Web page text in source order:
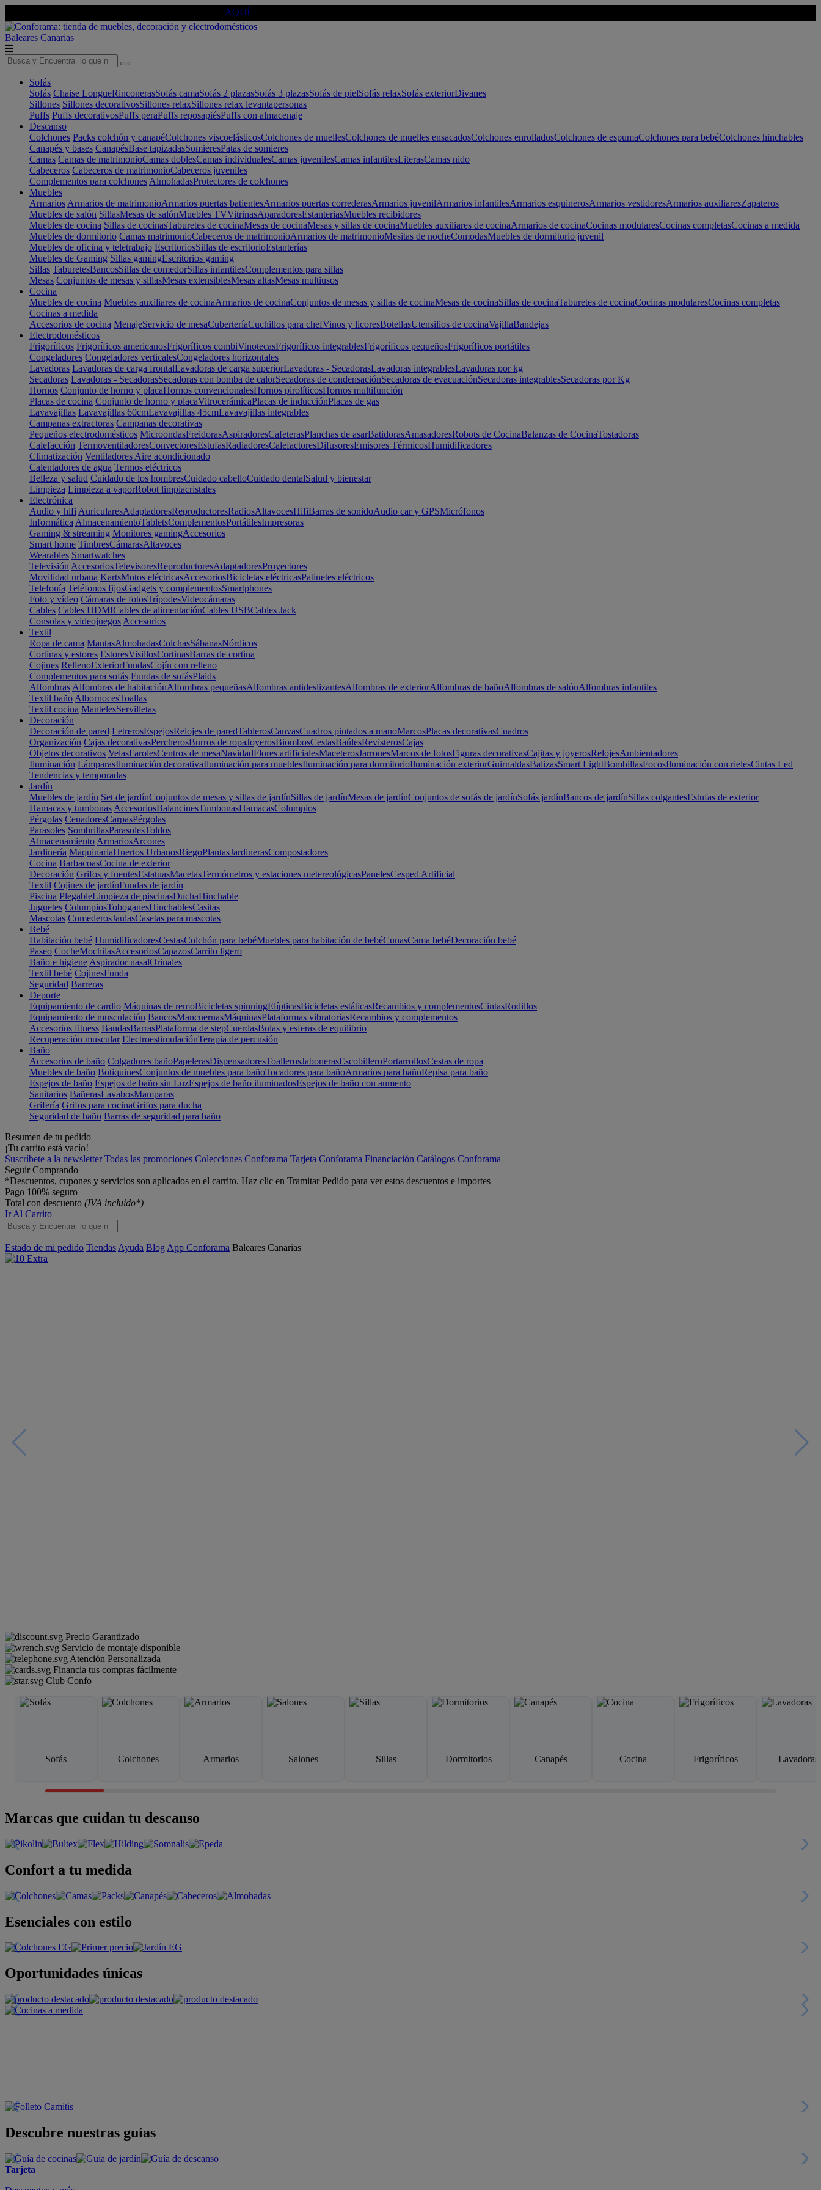
AQUÍ
Baleares Canarias
Sofás
Sofás Chaise LongueRinconerasSofás camaSofás 2 plazasSofás 3 plazasSofás de pielSofás relaxSofás exteriorDivanes
Sillones Sillones decorativosSillones relaxSillones relax levantapersonas
Puffs Puffs decorativosPuffs peraPuffs reposapiésPuffs con almacenaje
Descanso
Colchones Packs colchón y canapéColchones viscoelásticosColchones de muellesColchones de muelles ensacadosColchones enrolladosColchones de espumaColchones para bebéColchones hinchables
Canapés y bases CanapésBase tapizadasSomieresPatas de somieres
Camas Camas de matrimonioCamas doblesCamas individualesCamas juvenilesCamas infantilesLiterasCamas nido
Cabeceros Cabeceros de matrimonioCabeceros juveniles
Complementos para colchones AlmohadasProtectores de colchones
Muebles
Armarios Armarios de matrimonioArmarios puertas batientesArmarios puertas correderasArmarios juvenilArmarios infantilesArmarios esquinerosArmarios vestidoresArmarios auxiliaresZapateros
Muebles de salón SillasMesas de salónMuebles TVVitrinasAparadoresEstanteriasMuebles recibidores
Muebles de cocina Sillas de cocinasTaburetes de cocinaMesas de cocinaMesas y sillas de cocinaMuebles auxiliares de cocinaArmarios de cocinaCocinas modularesCocinas completasCocinas a medida
Muebles de dormitorio Camas matrimonioCabeceros de matrimonioArmarios de matrimonioMesitas de nocheComodasMuebles de dormitorio juvenil
Muebles de oficina y teletrabajo EscritoriosSillas de escritorioEstanterías
Muebles de Gaming Sillas gamingEscritorios gaming
Sillas TaburetesBancosSillas de comedorSillas infantilesComplementos para sillas
Mesas Conjuntos de mesas y sillasMesas extensiblesMesas altasMesas multiusos
Cocina
Muebles de cocina Muebles auxiliares de cocinaArmarios de cocinaConjuntos de mesas y sillas de cocinaMesas de cocinaSillas de cocinaTaburetes de cocinaCocinas modularesCocinas completas
Cocinas a medida
Accesorios de cocina MenajeServicio de mesaCuberteríaCuchillos para chefVinos y licoresBotellasUtensilios de cocinaVajillaBandejas
Electrodomésticos
Frigoríficos Frigoríficos americanosFrigoríficos combiVinotecasFrigoríficos integrablesFrigoríficos pequeñosFrigoríficos portátiles
Congeladores Congeladores verticalesCongeladores horizontales
Lavadoras Lavadoras de carga frontalLavadoras de carga superiorLavadoras - SecadorasLavadoras integrablesLavadoras por kg
Secadoras Lavadoras - SecadorasSecadoras con bomba de calorSecadoras de condensaciónSecadoras de evacuaciónSecadoras integrablesSecadoras por Kg
Hornos Conjunto de horno y placaHornos convencionalesHornos pirolíticosHornos multifunción
Placas de cocina Conjunto de horno y placaVitrocerámicaPlacas de inducciónPlacas de gas
Lavavajillas Lavavajillas 60cmLavavajillas 45cmLavavajillas integrables
Campanas extractoras Campanas decorativas
Pequeños electrodomésticos MicroondasFreidorasAspiradoresCafeterasPlanchas de asarBatidorasAmasadoresRobots de CocinaBalanzas de CocinaTostadoras
Calefacción TermoventiladoresConvectoresEstufasRadiadoresCalefactoresDifusoresEmisores TérmicosHumidificadores
Climatización Ventiladores Aire acondicionado
Calentadores de agua Termos eléctricos
Belleza y salud Cuidado de los hombresCuidado cabelloCuidado dentalSalud y bienestar
Limpieza Limpieza a vaporRobot limpiacristales
Electrónica
Audio y hifi AuricularesAdaptadoresReproductoresRadiosAltavocesHifiBarras de sonidoAudio car y GPSMicrófonos
Informática AlmacenamientoTabletsComplementosPortátilesImpresoras
Gaming & streaming Monitores gamingAccesorios
Smart home TimbresCámarasAltavoces
Wearables Smartwatches
Televisión AccesoriosTelevisoresReproductoresAdaptadoresProyectores
Movilidad urbana KartsMotos eléctricasAccesoriosBicicletas eléctricasPatinetes eléctricos
Telefonía Teléfonos fijosGadgets y complementosSmartphones
Foto y vídeo Cámaras de fotosTrípodesVideocámaras
Cables Cables HDMICables de alimentaciónCables USBCables Jack
Consolas y videojuegos Accesorios
Textil
Ropa de cama MantasAlmohadasColchasSábanasNórdicos
Cortinas y estores EstoresVisillosCortinasBarras de cortina
Cojines RellenoExteriorFundasCojín con relleno
Complementos para sofás Fundas de sofásPlaids
Alfombras Alfombras de habitaciónAlfombras pequeñasAlfombras antideslizantesAlfombras de exteriorAlfombras de bañoAlfombras de salónAlfombras infantiles
Textil baño AlbornocesToallas
Textil cocina MantelesServilletas
Decoración
Decoración de pared LetrerosEspejosRelojes de paredTablerosCanvasCuadros pintados a manoMarcosPlacas decorativasCuadros
Organización Cajas decorativasPercherosBurros de ropaJoyerosBiombosCestasBaúlesRevisterosCajas
Objetos decorativos VelasFarolesCentros de mesaNavidadFlores artificialesMaceterosJarronesMarcos de fotosFiguras decorativasCajitas y joyerosRelojesAmbientadores
Iluminación LámparasIluminación decorativaIluminación para mueblesIluminación para dormitorioIluminación exteriorGuirnaldasBalizasSmart LightBombillasFocosIluminación con rielesCintas Led
Tendencias y temporadas
Jardín
Muebles de jardín Set de jardínConjuntos de mesas y sillas de jardínSillas de jardínMesas de jardínConjuntos de sofás de jardínSofás jardínBancos de jardínSillas colgantesEstufas de exterior
Hamacas y tumbonas AccesoriosBalancinesTumbonasHamacasColumpios
Pérgolas CenadoresCarpasPérgolas
Parasoles SombrillasParasolesToldos
Almacenamiento ArmariosArcones
Jardinería MaquinariaHuertos UrbanosRiegoPlantasJardinerasCompostadores
Cocina BarbacoasCocina de exterior
Decoración Grifos y fuentesEstatuasMacetasTermómetros y estaciones metereológicasPanelesCesped Artificial
Textil Cojines de jardínFundas de jardín
Piscina PlegableLimpieza de piscinasDuchaHinchable
Juguetes ColumpiosToboganesHinchablesCasitas
Mascotas ComederosJaulasCasetas para mascotas
Bebé
Habitación bebé HumidificadoresCestasColchón para bebéMuebles para habitación de bebéCunasCama bebéDecoración bebé
Paseo CocheMochilasAccesoriosCapazosCarrito ligero
Baño e higiene Aspirador nasalOrinales
Textil bebé CojinesFunda
Seguridad Barreras
Deporte
Equipamiento de cardio Máquinas de remoBicicletas spinningElípticasBicicletas estáticasRecambios y complementosCintasRodillos
Equipamiento de musculación BancosMancuernasMáquinasPlataformas vibratoriasRecambios y complementos
Accesorios fitness BandasBarrasPlataforma de stepCuerdasBolas y esferas de equilibrio
Recuperación muscular ElectroestimulaciónTerapia de percusión
Baño
Accesorios de baño Colgadores bañoPapelerasDispensadoresToallerosJabonerasEscobilleroPortarrollosCestas de ropa
Muebles de baño BotiquinesConjuntos de muebles para bañoTocadores para bañoArmarios para bañoRepisa para baño
Espejos de baño Espejos de baño sin LuzEspejos de baño iluminadosEspejos de baño con aumento
Sanitarios BañerasLavabosMamparas
Grifería Grifos para cocinaGrifos para ducha
Seguridad de baño Barras de seguridad para baño
Resumen de tu pedido
¡Tu carrito está vacío!
Suscríbete a la newsletter Todas las promociones Colecciones Conforama Tarjeta Conforama Financiación Catálogos Conforama
Seguir Comprando
*Descuentos, cupones y servicios son aplicados en el carrito. Haz clic en Tramitar Pedido para ver estos descuentos e importes
Pago 100% seguro
Total con descuento (IVA incluido*)
Ir Al Carrito
Estado de mi pedido Tiendas Ayuda Blog App Conforama Baleares Canarias
Precio Garantizado
Servicio de montaje disponible
Atención Personalizada
Financia tus compras fácilmente
Club Confo
Sofás Colchones Armarios Salones Sillas Dormitorios Canapés Cocina Frigoríficos Lavadoras
Marcas que cuidan tu descanso
Confort a tu medida
Esenciales con estilo
Oportunidades únicas
Descubre nuestras guías
Tarjeta